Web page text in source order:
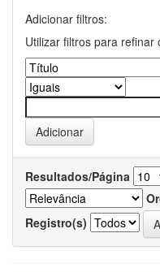
Adicionar filtros:
Utilizar filtros para refinar
Resultados/Página
Registro(s)